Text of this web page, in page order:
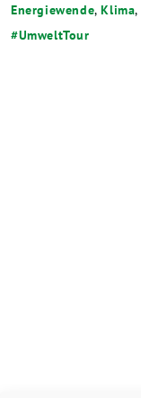
Energiewende,Klima,
UmweltTour